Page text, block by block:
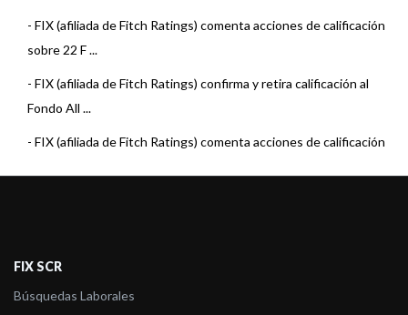
- SBS Asset Management SASGFCI
- FIX (afiliada de Fitch Ratings) comenta acciones de calificación
sobre 22 F ...
- FIX (afiliada de Fitch Ratings) confirma y retira calificación al
Fondo All ...
- FIX (afiliada de Fitch Ratings) comenta acciones de calificación
- FIX (afiliada de Fitch Ratings) comenta acciones de calificación
FIX SCR
Búsquedas Laborales